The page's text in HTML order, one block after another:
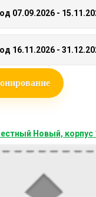
07.09.2026 -
16.11.2026 -
Новый, корпус